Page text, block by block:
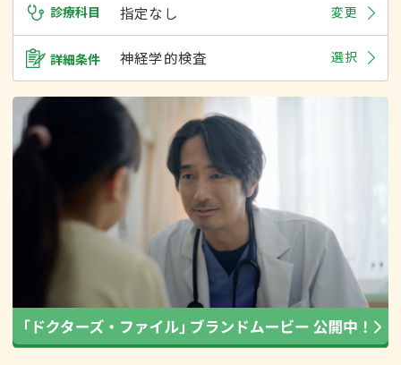
診療科目 指定なし 変更
詳細条件 神経学的検査 選択